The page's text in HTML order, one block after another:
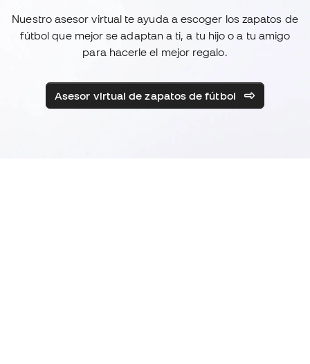
Nuestro asesor virtual te ayuda a escoger los zapatos de
fútbol que mejor se adaptan a ti, a tu hijo o a tu amigo
para hacerle el mejor regalo.
Asesor virtual de zapatos de fútbol